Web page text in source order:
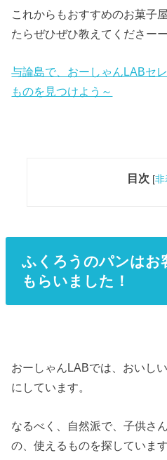
これからもおすすめのお菓子
たらぜひぜひ教えてくださー
与論島で、おーしゃんLABセ
ものを見つけよう～
目次 [非
ふくろうのパンはお
もらいました！
おーしゃんLABでは、おいし
にしています。
なるべく、自然派で、子供さ
の、使えるものを探しています